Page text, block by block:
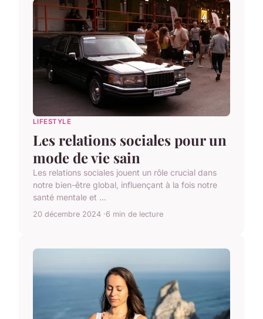
LIFESTYLE
Les relations sociales pour un
mode de vie sain
Les relations sociales jouent un rôle crucial dans
notre bien-être global, influençant à la fois notre
santé mentale et ...
20 décembre 2024 6 min de lecture